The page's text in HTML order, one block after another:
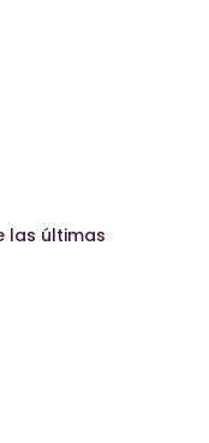
las últimas